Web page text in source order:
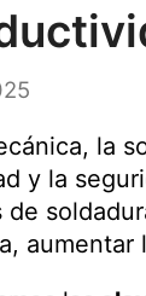
la
y la
de